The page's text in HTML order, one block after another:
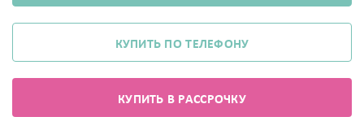
КУПИТЬ ПО ТЕЛЕФОНУ
КУПИТЬ В РАССРОЧКУ